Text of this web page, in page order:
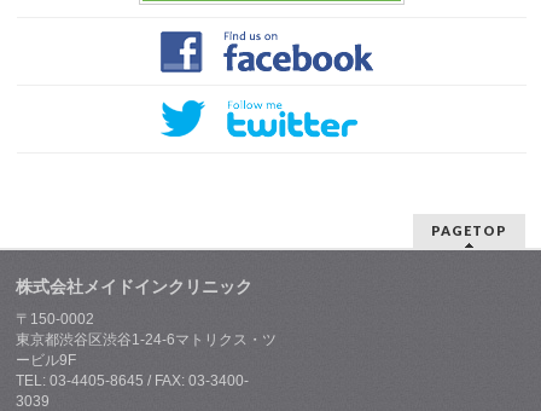
PAGETOP
株式会社メイドインクリニック
〒150-0002
東京都渋谷区渋谷1-24-6マトリクス・ツ
ービル9F
TEL: 03-4405-8645 / FAX: 03-3400-
3039